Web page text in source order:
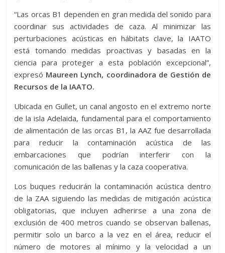
“Las orcas B1 dependen en gran medida del sonido para
coordinar sus actividades de caza. Al minimizar las
perturbaciones acústicas en hábitats clave, la IAATO
está tomando medidas proactivas y basadas en la
ciencia para proteger a esta población excepcional”,
expresó Maureen Lynch, coordinadora de Gestión de
Recursos de la IAATO.
Ubicada en Gullet, un canal angosto en el extremo norte
de la isla Adelaida, fundamental para el comportamiento
de alimentación de las orcas B1, la AAZ fue desarrollada
para reducir la contaminación acústica de las
embarcaciones que podrían interferir con la
comunicación de las ballenas y la caza cooperativa.
Los buques reducirán la contaminación acústica dentro
de la ZAA siguiendo las medidas de mitigación acústica
obligatorias, que incluyen adherirse a una zona de
exclusión de 400 metros cuando se observan ballenas,
permitir solo un barco a la vez en el área, reducir el
número de motores al mínimo y la velocidad a un